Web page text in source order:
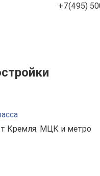
+7(495)
Кремля. МЦК и метро